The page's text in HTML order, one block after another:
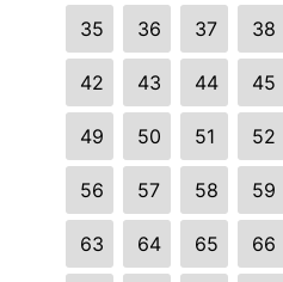
35 36 37 38
42 43 44 45
49 50 51 52
56 57 58 59
63 64 65 66